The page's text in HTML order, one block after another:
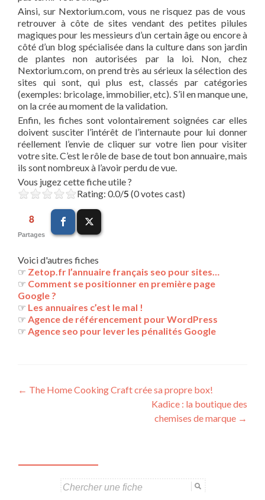
Ainsi, sur Nextorium.com, vous ne risquez pas de vous
retrouver à côte de sites vendant des petites pilules
magiques pour les messieurs d’un certain âge ou encore à
côté d’un blog spécialisée dans la culture dans son jardin
de plantes non autorisées par la loi. Non, chez
Nextorium.com, on prend très au sérieux la sélection des
sites qui sont, qui plus est, classés par catégories
(exemples: bricolage, immobilier, etc). S’il en manque une,
on la crée au moment de la validation.
Enfin, les fiches sont volontairement soignées car elles
doivent susciter l’intérêt de l’internaute pour lui donner
réellement l’envie de cliquer sur votre lien pour visiter
votre site. C’est le rôle de base de tout bon annuaire, mais
ils sont nombreux à l’avoir perdu de vue.
Vous jugez cette fiche utile ?
Rating: 0.0/5 (0 votes cast)
8
Partages
Voici d'autres fiches
☞ Zetop.fr l’annuaire français seo pour sites…
☞ Comment se positionner en première page
Google ?
☞ Les annuaires c’est le mal !
☞ Agence de référencement pour WordPress
☞ Agence seo pour lever les pénalités Google
Navigation
← The Home Cooking Craft crée sa propre box!
Kadice : la boutique des
chemises de marque →